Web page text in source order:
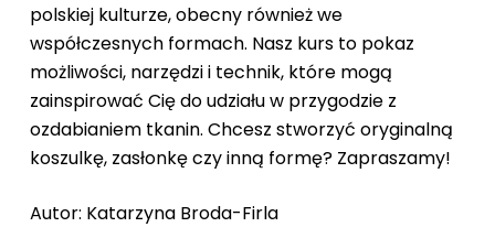
polskiej kulturze, obecny również we
współczesnych formach. Nasz kurs to pokaz
możliwości, narzędzi i technik, które mogą
zainspirować Cię do udziału w przygodzie z
ozdabianiem tkanin. Chcesz stworzyć oryginalną
koszulkę, zasłonkę czy inną formę? Zapraszamy!
Autor: Katarzyna Broda-Firla